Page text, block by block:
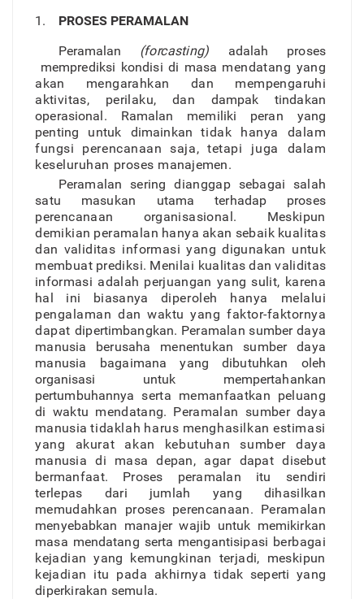
1.
PROSES PERAMALAN
Peramalan (forcasting) adalah proses
memprediksi kondisidi masa mendatang yang
akan mengarahkan dan mempengaruhi
aktivitas, perilaku, dan dampak tindakan
operasional. Ramalan memiliki peran yang
penting untuk dimainkan tidak hanya dalam
fungsi perencanaansaja,tetapi juga dalam
keseluruhan proses manajemen.
Peramalan seringdianggap sebagaisalah
satu masukan utama terhadap proses
perencanaan organisasional.
Meskipun
demikian peramalan hanya akan sebaik kualitas
dan validitas informasiyangdigunakan untuk
membuat prediksi. Menilai kualitasdanvaliditas
informasi adalah perjuangan yangsulit, karena
hal ini biasanya diperoleh hanya melalui
pengalaman dan waktu yang faktor-faktornya
dapat dipertimbangkan. Peramalansumberdaya
manusia berusaha menentukan sumber daya
manusia bagaimanayangdibutuhkan oleh
organisasi untuk mempertahankan
pertumbuhannyaserta memanfaatkan peluang
di waktu mendatang. Peramalan sumber daya
manusiatidaklah harus menghasilkan estimasi
yang akurat akan kebutuhan sumber daya
manusiadi masadepan, agar dapatdisebut
bermanfaat. Proses peramalan itu sendiri
terlepas dari jumlah yang dihasilkan
memudahkan prosesperencanaan. Peramalan
menyebabkan manajerwajib untuk memikirkan
masa mendatang serta mengantisipasi berbagai
kejadianyang kemungkinan terjadi, meskipun
kejadian itu pada akhirnya tidaksepertiyang
diperkirakan semula.